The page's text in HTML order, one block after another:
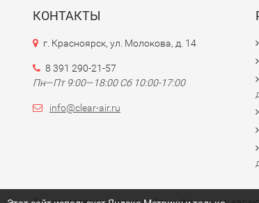
КОНТАКТЫ
г. Красноярск, ул. Молокова, д. 14
8 391 290-21-57
Пн—Пт 9:00—18:00 Сб 10:00-17:00
info@clear-air.ru